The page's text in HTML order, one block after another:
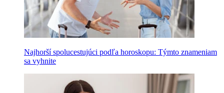
Najhorší spolucestujúci podľa horoskopu: Týmto znameniam
sa vyhnite